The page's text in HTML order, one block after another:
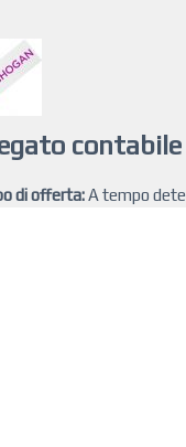
contabile
di offerta:A tempo